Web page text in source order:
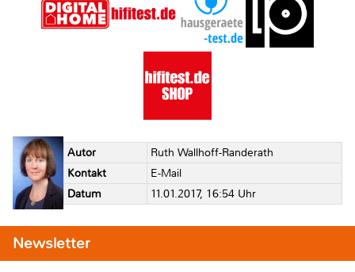
Autor
Ruth Wallhoff-Randerath
Kontakt
E-Mail
Datum
11.01.2017, 16:54 Uhr
Newsletter